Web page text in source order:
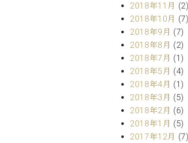
2018年11月 (2)
2018年10月 (7)
2018年9月 (7)
2018年8月 (2)
2018年7月 (1)
2018年5月 (4)
2018年4月 (1)
2018年3月 (5)
2018年2月 (6)
2018年1月 (5)
2017年12月 (7)